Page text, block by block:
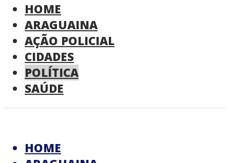
HOME
ARAGUAINA
AÇÃO POLICIAL
CIDADES
POLÍTICA
SAÚDE
HOME